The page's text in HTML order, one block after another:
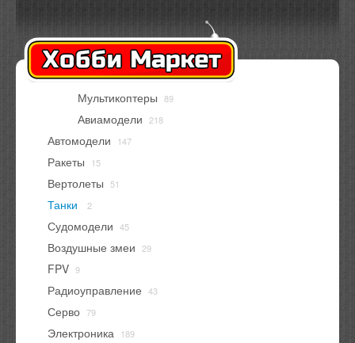
Оплата Доставка
Контакты
Вход
Регистрация
В корзине
Мультикоптеры 89
Авиамодели 218
Автомодели 147
Ракеты 15
Вертолеты 51
Танки 2
Судомодели 45
Воздушные змеи 29
FPV 9
Радиоуправление 43
Серво 79
Электроника 189